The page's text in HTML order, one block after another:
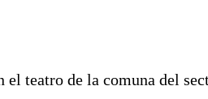
el teatro de la comuna del